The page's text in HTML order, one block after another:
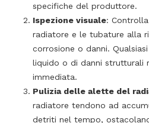
specifiche del produttore.
Ispezione visuale:
radiatore e le tubature alla
corrosione o danni.
liquido o di danni strutturali
immediata.
Pulizia delle alette del
radiatore tendono ad
detriti nel tempo,